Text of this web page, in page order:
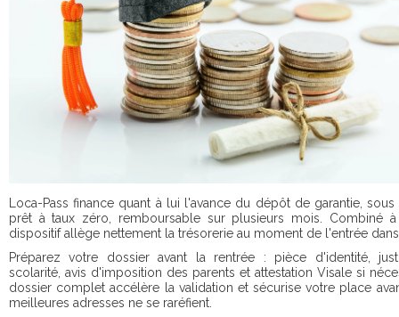
Loca-Pass finance quant à lui l'avance du dépôt de garantie,
prêt à taux zéro, remboursable sur plusieurs mois. Combiné à
dispositif allège nettement la trésorerie au moment de l'entrée
Préparez votre dossier avant la rentrée : pièce d'identité,
scolarité, avis d'imposition des parents et attestation Visale si
dossier complet accélère la validation et sécurise votre place
meilleures adresses ne se raréfient.